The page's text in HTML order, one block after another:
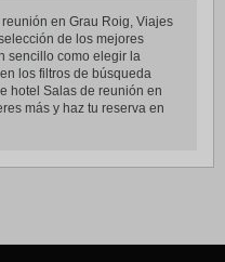
en Grau Roig, Viajes
de los mejores
sencillo como elegir la
los filtros de búsqueda
hotel Salas de reunión en
más y haz tu reserva en